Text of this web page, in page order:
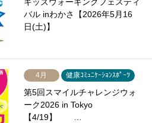
バル inわかさ【2026年5月16
日(土)】
4月 健康ｺﾐｭﾆｹｰｼｮﾝｽﾎﾟｰﾂ
第5回スマイルチャレンジウォ
ーク2026 in Tokyo
【4/19】 …